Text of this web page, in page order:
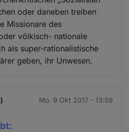
oder daneben treiben
Missionare des
völkisch- nationale
als super-rationalistische
geben, ihr Unwesen.
Mo. 9 Okt 2017 - 13:59